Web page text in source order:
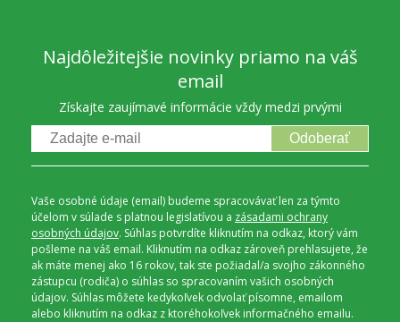
Najdôležitejšie novinky priamo na váš
email
Získajte zaujímavé informácie vždy medzi prvými
Odoberať
Vaše osobné údaje (email) budeme spracovávať len za týmto
účelom v súlade s platnou legislatívou a zásadami ochrany
osobných údajov. Súhlas potvrdíte kliknutím na odkaz, ktorý vám
pošleme na váš email. Kliknutím na odkaz zároveň prehlasujete, že
ak máte menej ako 16 rokov, tak ste požiadal/a svojho zákonného
zástupcu (rodiča) o súhlas so spracovaním vašich osobných
údajov. Súhlas môžete kedykoľvek odvolať písomne, emailom
alebo kliknutím na odkaz z ktoréhokoľvek informačného emailu.